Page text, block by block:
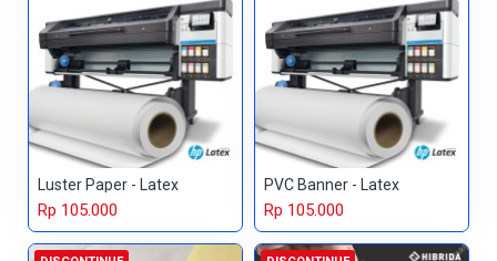
Luster Paper - Latex
Rp 105.000
PVC Banner - Latex
Rp 105.000